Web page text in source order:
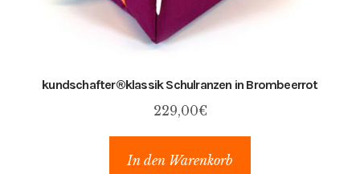
kundschafter​®​klassik Schulranzen in Brombeerrot
229,00€
In den Warenkorb